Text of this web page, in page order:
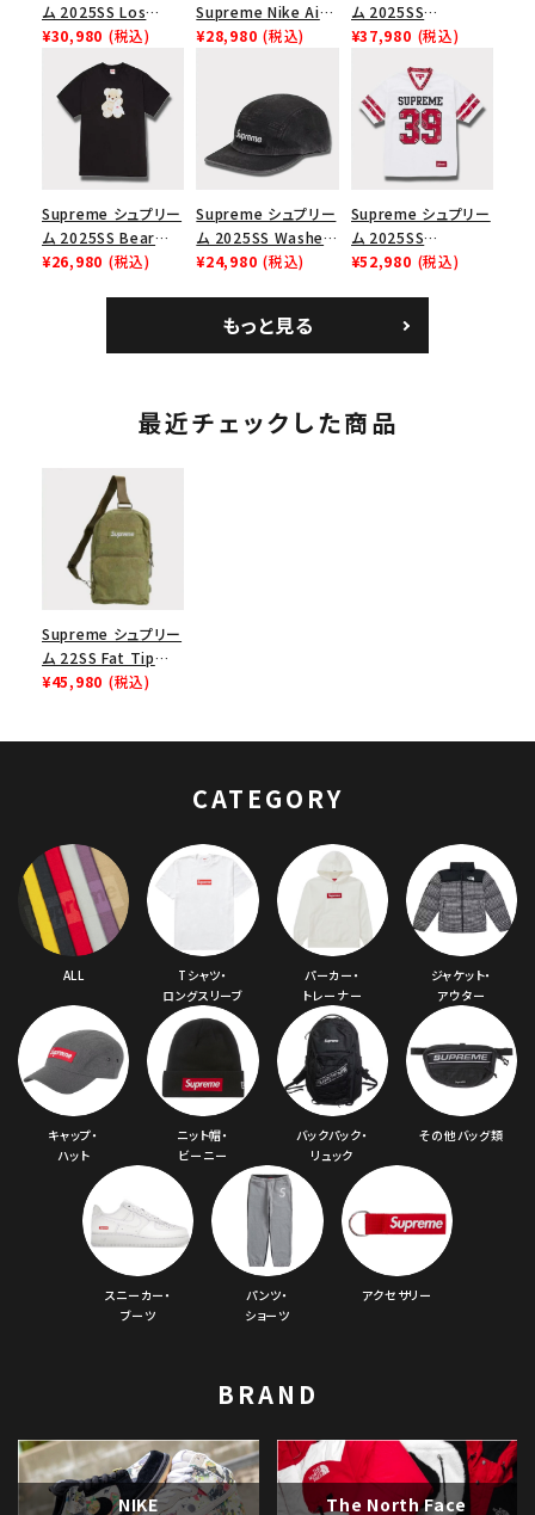
ム 2025SS Los
Angeles Fire Relief
Box Logo Tee ファ
イヤーリリーフボック
スロゴTシャツ ホワ
イト 白
¥30,980 (税込)
Supreme Nike Air
Force 1 Low シュプ
ューズ ホワイト
¥28,980 (税込)
ム 2025SS
Championship Box
チャンピオンシップボ
ックスロゴニューエラ
キャップ ブラック 黒
¥37,980 (税込)
Supreme シュプリー
ム 2025SS Bear
Tee ベア Tシャツ ブ
¥26,980 (税込)
Supreme シュプリー
ム 2025SS Washed
Chino Twill Camp
ブラック 黒
¥24,980 (税込)
Supreme シュプリー
ム 2025SS
Bandana Football
¥52,980 (税込)
もっと見る
最近チェックした商品
Supreme シュプリー
ム 22SS Fat Tip
Jacquard Denim
¥45,980 (税込)
CATEGORY
ALL
Tシャツ・
ロングスリーブ
パーカー・
トレーナー
ジャケット・
アウター
キャップ・
ハット
ニット帽・
ビーニー
バックパック・
リュック
その他バッグ類
スニーカー・
ブーツ
パンツ・
ショーツ
アクセサリー
BRAND
NIKE The North Face